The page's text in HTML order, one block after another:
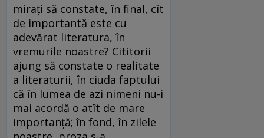
miraţi să constate, în final, cît
de importantă este cu
adevărat literatura, în
vremurile noastre? Cititorii
ajung să constate o realitate
a literaturii, în ciuda faptului
că în lumea de azi nimeni nu-i
mai acordă o atît de mare
importanţă; în fond, în zilele